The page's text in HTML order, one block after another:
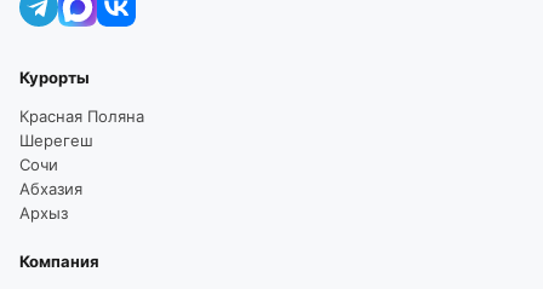
Курорты
Красная Поляна
Шерегеш
Сочи
Абхазия
Архыз
Компания